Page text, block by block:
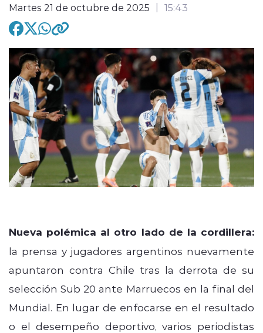
Martes 21 de octubre de 2025 15:43
Nueva polémica al otro lado de la cordillera:
la prensa y jugadores argentinos nuevamente
apuntaron contra Chile tras la derrota de su
selección Sub 20 ante Marruecos en la final del
Mundial. En lugar de enfocarse en el resultado
o el desempeño deportivo, varios periodistas